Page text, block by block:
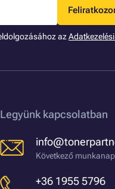
az
Legyünk kapcsolatban
Következő
+36 1955 5796